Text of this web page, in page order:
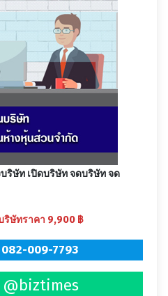
ริษัท เปิดบริษัท จดบริษัท จด
ริษัทราคา 9,900 ฿
009-7793